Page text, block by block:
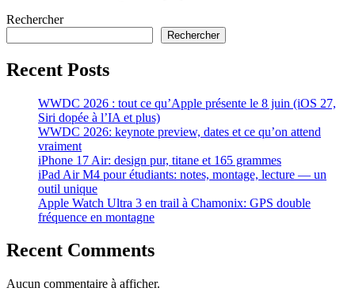
Rechercher
Rechercher
Recent Posts
WWDC 2026 : tout ce qu’Apple présente le 8 juin (iOS 27,
Siri dopée à l’IA et plus)
WWDC 2026: keynote preview, dates et ce qu’on attend
vraiment
iPhone 17 Air: design pur, titane et 165 grammes
iPad Air M4 pour étudiants: notes, montage, lecture — un
outil unique
Apple Watch Ultra 3 en trail à Chamonix: GPS double
fréquence en montagne
Recent Comments
Aucun commentaire à afficher.